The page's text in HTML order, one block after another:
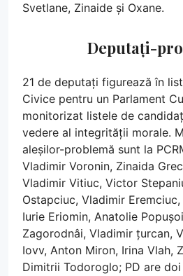
Svetlane, Zinaide și Oxane.
Deputați-
21 de deputați figurează în
Civice pentru un Parlament
monitorizat listele de
vedere al integrității morale.
aleșilor-problemă sunt la
Vladimir Voronin, Zinaida
Vladimir Vitiuc, Victor
Ostapciuc, Vladimir
Iurie Eriomin, Anatolie
Zagorodnâi, Vladimir țurcan,
Iovv, Anton Miron, Irina Vlah,
Dimitrii Todoroglo; PD are